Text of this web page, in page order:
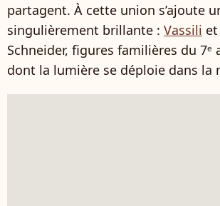
partagent. À cette union s’ajoute
singulièrement brillante : Vassili
Schneider, figures familières du 7ᵉ
dont la lumière se déploie dans la